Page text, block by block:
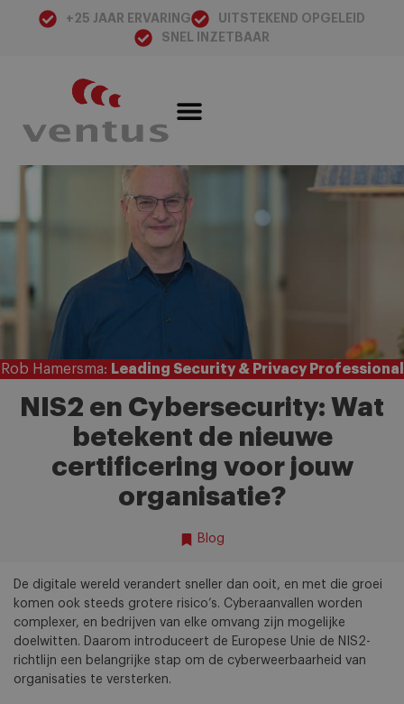
+25 JAAR ERVARING
UITSTEKEND OPGELEID
SNEL INZETBAAR
Rob Hamersma: Leading Security & Privacy Professional
NIS2 en Cybersecurity: Wat
betekent de nieuwe
certificering voor jouw
organisatie?
Blog
De digitale wereld verandert sneller dan ooit, en met die groei
komen ook steeds grotere risico’s. Cyberaanvallen worden
complexer, en bedrijven van elke omvang zijn mogelijke
doelwitten. Daarom introduceert de Europese Unie de NIS2-
richtlijn een belangrijke stap om de cyberweerbaarheid van
organisaties te versterken.